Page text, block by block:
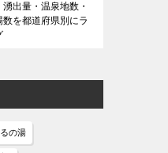
出量・温泉地数・
数を都道府県別にラ
の湯